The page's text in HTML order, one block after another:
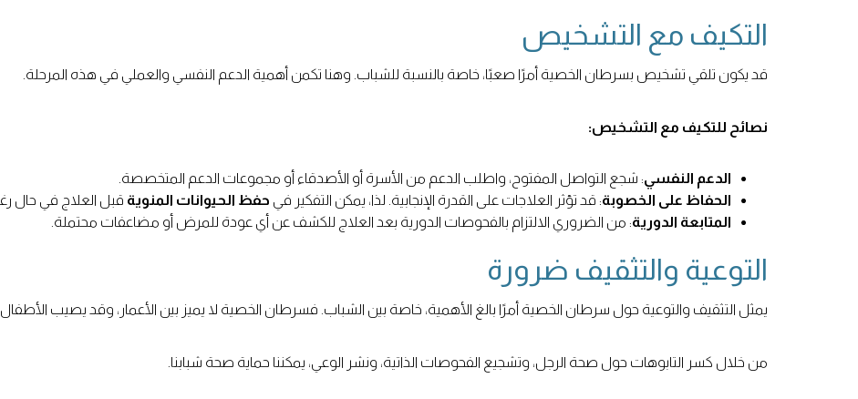
التكيف مع التشخيص
قد يكون تلقي تشخيص بسرطان الخصية أمرًا صعبًا، خاصة بالنسبة للشباب. وهنا تكمن أهمية الدعم النفسي والعملي في هذه المرحلة.
نصائح للتكيف مع التشخيص:
الدعم النفسي: شجع التواصل المفتوح، واطلب الدعم من الأسرة أو الأصدقاء أو مجموعات الدعم المتخصصة.
الحفاظ على الخصوبة: قد تؤثر العلاجات على القدرة الإنجابية. لذا، يمكن التفكير في حفظ الحيوانات المنوية قبل العلاج في حال
المتابعة الدورية: من الضروري الالتزام بالفحوصات الدورية بعد العلاج للكشف عن أي عودة للمرض أو مضاعفات محتملة.
التوعية والتثقيف ضرورة
يمثل التثقيف والتوعية حول سرطان الخصية أمرًا بالغ الأهمية، خاصة بين الشباب. فسرطان الخصية لا يميز بين الأعمار، وقد يصيب
من خلال كسر التابوهات حول صحة الرجل، وتشجيع الفحوصات الذاتية، ونشر الوعي، يمكننا حماية صحة شبابنا.